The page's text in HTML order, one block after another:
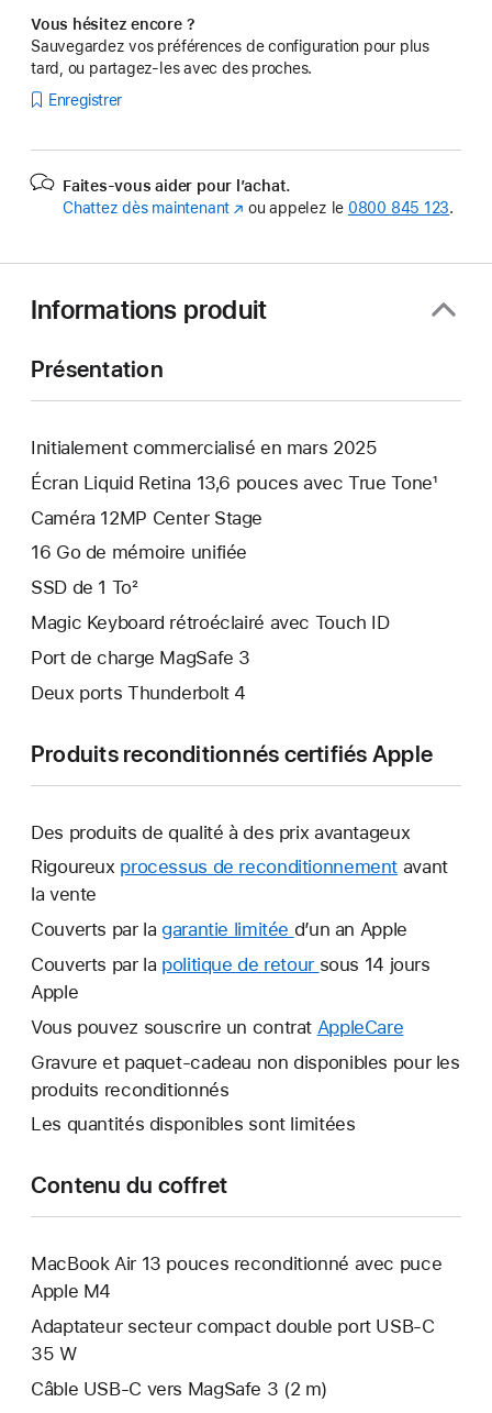
Vous hésitez encore ?
Sauvegardez vos préférences de configuration pour plus
tard, ou partagez-les avec des proches.
Enregistrer
Faites-vous aider pour l’achat.
Chattez dès maintenant (s’ouvre
ou appelez le 0800 845 123.
Informations produit
Présentation
Initialement commercialisé en mars 2025
Écran Liquid Retina 13,6 pouces avec True Tone¹
Caméra 12MP Center Stage
16 Go de mémoire unifiée
SSD de 1 To²
Magic Keyboard rétroéclairé avec Touch ID
Port de charge MagSafe 3
Deux ports Thunderbolt 4
Produits reconditionnés certifiés Apple
Des produits de qualité à des prix avantageux
Rigoureux processus de reconditionnement avant
la vente
Couverts par la garantie limitée Une
nouvelle
d’un an Apple
Couverts par la politique de retour Une
fenêtre
sous 14 jours
Apple
Vous pouvez souscrire un contrat AppleCare
nouvelle
Gravure et paquet-cadeau non disponibles pour les
produits reconditionnés
Les quantités disponibles sont limitées
Contenu du coffret
MacBook Air 13 pouces reconditionné avec puce
Apple M4
Adaptateur secteur compact double port USB-C
35 W
Câble USB-C vers MagSafe 3 (2 m)